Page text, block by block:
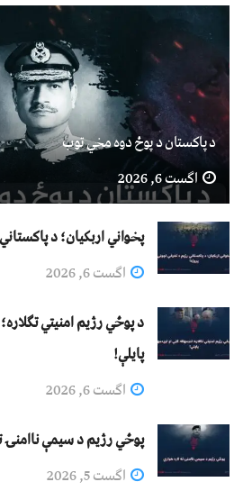
د پاکستان د پوځ دوه مخي توب
اگست 6, 2026
پخواني اربکیان؛ د
اگست 6, 2026
د پوځي رژیم امنیتي
پایلې!
اگست 6, 2026
پوځي رژیم د سیمې ناامنۍ
اگست 5, 2026